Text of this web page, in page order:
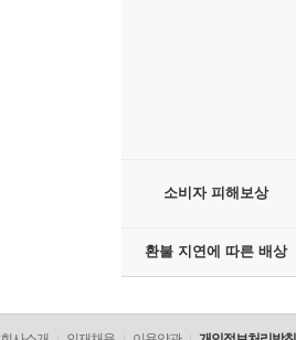
소비자 피해보상
환불 지연에 따른 배상